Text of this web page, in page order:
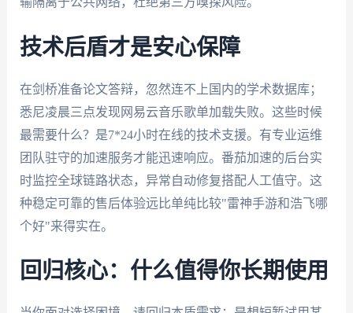
技术后盾才是安心保障
在剑桥准备论文答辩，忽然连不上国内的学术数据库；
悉尼凌晨三点发现网易云音乐歌单加载失败。这些时候
最需要什么？是7*24小时在线的技术支援。有专业运维
团队驻守的加速服务才能迅速响应。番茄加速的后台实
时监控全球链路状态，异常自动修复搭配人工值守。这
种稳定可靠的售后体验远比单纯比较"雷神手游和浩飞哪
个好"来得实在。
回归核心：什么值得你长期使用